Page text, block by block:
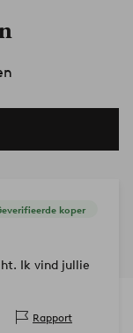
koper
Ik vind jullie
Rapport